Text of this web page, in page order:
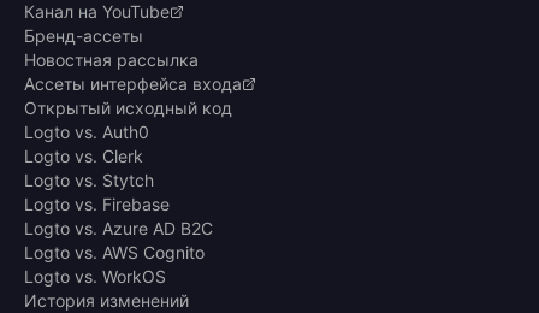
Канал на YouTube
Бренд-ассеты
Новостная рассылка
Ассеты интерфейса входа
Открытый исходный код
Logto vs. Auth0
Logto vs. Clerk
Logto vs. Stytch
Logto vs. Firebase
Logto vs. Azure AD B2C
Logto vs. AWS Cognito
Logto vs. WorkOS
История изменений